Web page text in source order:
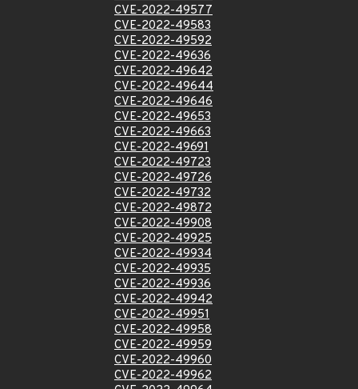
CVE-2022-49577
CVE-2022-49583
CVE-2022-49592
CVE-2022-49636
CVE-2022-49642
CVE-2022-49644
CVE-2022-49646
CVE-2022-49653
CVE-2022-49663
CVE-2022-49691
CVE-2022-49723
CVE-2022-49726
CVE-2022-49732
CVE-2022-49872
CVE-2022-49908
CVE-2022-49925
CVE-2022-49934
CVE-2022-49935
CVE-2022-49936
CVE-2022-49942
CVE-2022-49951
CVE-2022-49958
CVE-2022-49959
CVE-2022-49960
CVE-2022-49962